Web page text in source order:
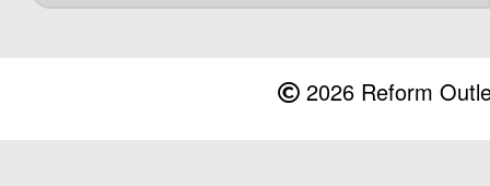
2026 Reform